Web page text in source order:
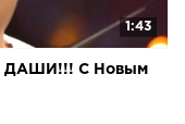
1:43
ДАШИ!!! С Новым